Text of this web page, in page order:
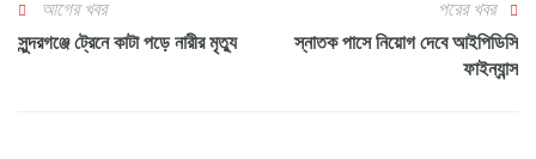
আগের খবর
সুন্দরগঞ্জে ট্রেনে কাটা পড়ে নারীর মৃত্যু
পরের খবর
স্নাতক পাসে নিয়োগ দেবে আইপিডিসি
ফাইন্যান্স